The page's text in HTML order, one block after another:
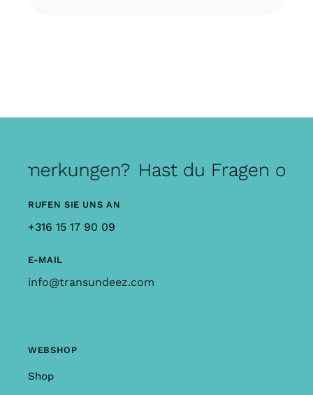
Hast du Fragen oder
RUFEN SIE UNS AN
+316 15 17 90 09
E-MAIL
info@transundeez.com
WEBSHOP
Shop